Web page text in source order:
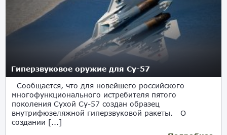
Гиперзвуковое оружие для Су-57
Сообщается, что для новейшего российского
многофункционального истребителя пятого
поколения Сухой Су-57 создан образец
внутрифюзеляжной гиперзвуковой ракеты. О
создании [...]